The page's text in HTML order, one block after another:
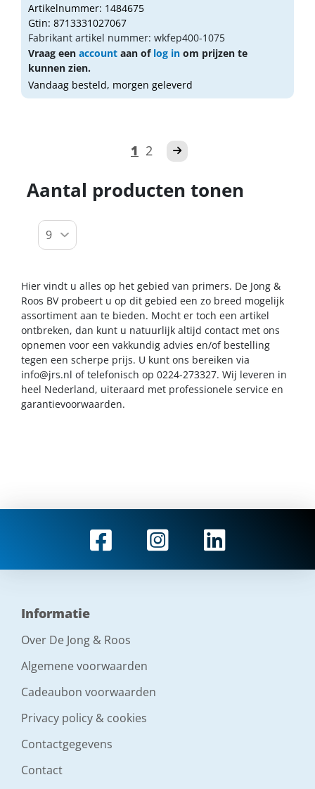
Artikelnummer: 1484675
Gtin: 8713331027067
Fabrikant artikel nummer: wkfep400-1075
Vraag een account aan of log in om prijzen te
kunnen zien.
Vandaag besteld, morgen geleverd
1 2
Aantal producten tonen
Hier vindt u alles op het gebied van primers. De Jong &
Roos BV probeert u op dit gebied een zo breed mogelijk
assortiment aan te bieden. Mocht er toch een artikel
ontbreken, dan kunt u natuurlijk altijd contact met ons
opnemen voor een vakkundig advies en/of bestelling
tegen een scherpe prijs. U kunt ons bereiken via
info@jrs.nl of telefonisch op 0224-273327. Wij leveren in
heel Nederland, uiteraard met professionele service en
garantievoorwaarden.
Informatie
Over De Jong & Roos
Algemene voorwaarden
Cadeaubon voorwaarden
Privacy policy & cookies
Contactgegevens
Contact